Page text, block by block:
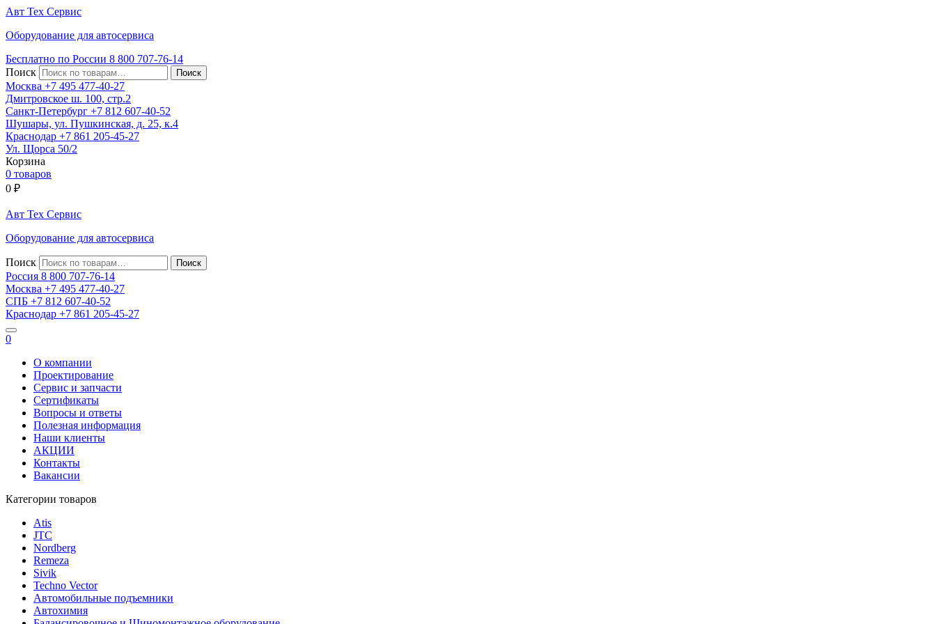
Авт Тех Сервис
Оборудование для автосервиса
Бесплатно по России 8 800 707-76-14
Поиск
Москва +7 495 477-40-27
Дмитровское ш. 100, стр.2
Санкт-Петербург +7 812 607-40-52
Шушары, ул. Пушкинская, д. 25, к.4
Краснодар +7 861 205-45-27
Ул. Щорса 50/2
Корзина
0 товаров
0 ₽
Авт Тех Сервис
Оборудование для автосервиса
Поиск
Россия 8 800 707-76-14
Москва +7 495 477-40-27
СПБ +7 812 607-40-52
Краснодар +7 861 205-45-27
0
О компании
Проектирование
Сервис и запчасти
Сертификаты
Вопросы и ответы
Полезная информация
Наши клиенты
АКЦИИ
Контакты
Вакансии
Категории товаров
Atis
JTC
Nordberg
Remeza
Sivik
Techno Vector
Автомобильные подъемники
Автохимия